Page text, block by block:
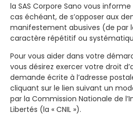
la SAS Corpore Sano vous informe
cas échéant, de s’opposer aux
manifestement abusives (de par
caractère répétitif ou
Pour vous aider dans votre
vous désirez exercer votre droit
demande écrite à l’adresse
cliquant sur le lien suivant un
par la Commission Nationale de
Libertés (la « CNIL »).